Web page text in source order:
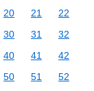
20 21
22
30 31
32
40 41
42
50 51
52